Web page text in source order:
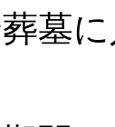
葬墓